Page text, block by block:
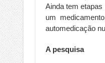
Ainda tem
um
automedicação
A pesquisa